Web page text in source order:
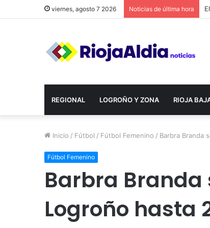
viernes, agosto 7 2026 Noticias de última hora
REGIONAL LOGROÑO Y ZONA RIOJA
Inicio / Fútbol / Fútbol Femenino / Barbra Branda
Fútbol Femenino
Barbra Branda
Logroño hasta